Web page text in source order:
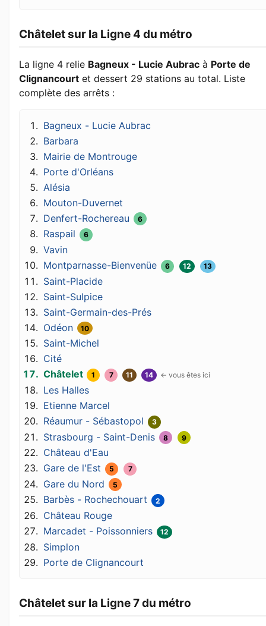
Châtelet sur la Ligne 4 du métro
La ligne 4 relie Bagneux - Lucie Aubrac à Porte de
Clignancourt et dessert 29 stations au total. Liste
complète des arrêts :
Bagneux - Lucie Aubrac
Barbara
Mairie de Montrouge
Porte d'Orléans
Alésia
Mouton-Duvernet
Denfert-Rochereau
6
Raspail 6
Vavin
Montparnasse-Bienvenüe
6 12 13
Saint-Placide
Saint-Sulpice
Saint-Germain-des-Prés
Odéon
10
Saint-Michel
Cité
Châtelet
1 7 11 14
Les Halles
Etienne Marcel
Réaumur - Sébastopol
3
Strasbourg - Saint-Denis 8 9
Château d'Eau
Gare de l'Est
5 7
Gare du Nord 5
Barbès - Rochechouart 2
Château Rouge
Marcadet - Poissonniers
12
Simplon
Porte de Clignancourt
Châtelet sur la Ligne 7 du métro